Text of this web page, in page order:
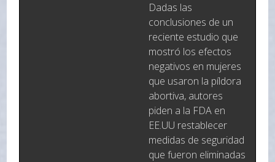
Dadas las
conclusiones de un
reciente estudio que
mostró los efectos
negativos en mujeres
que usaron la píldora
abortiva, autores
piden a la FDA en
EE.UU restablecer
medidas de seguridad
que fueron eliminadas